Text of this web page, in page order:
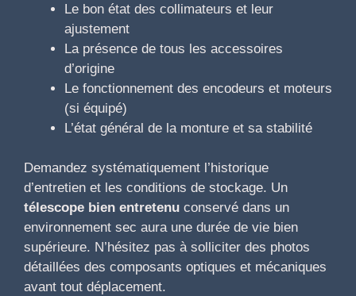
Le bon état des collimateurs et leur
ajustement
La présence de tous les accessoires
d’origine
Le fonctionnement des encodeurs et moteurs
(si équipé)
L’état général de la monture et sa stabilité
Demandez systématiquement l’historique
d’entretien et les conditions de stockage. Un
télescope bien entretenu conservé dans un
environnement sec aura une durée de vie bien
supérieure. N’hésitez pas à solliciter des photos
détaillées des composants optiques et mécaniques
avant tout déplacement.